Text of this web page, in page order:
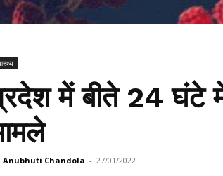
में बीते 24 घंटे
Anubhuti Chandola - 27/01/2022